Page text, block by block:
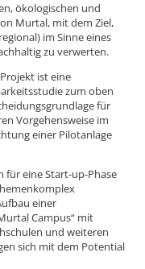
ökologischen und
Murtal, mit dem Ziel,
im Sinne eines
zu verwerten.
ist eine
zum oben
für
Vorgehensweise im
einer Pilotanlage
für eine Start-up-Phase
einer
Campus“ mit
und weiteren
sich mit dem Potential